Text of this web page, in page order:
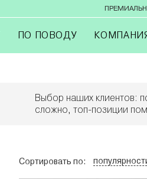
ПО ПОВОДУ
Выбор наших клиентов:
сложно, топ-позиции
Сортировать по: